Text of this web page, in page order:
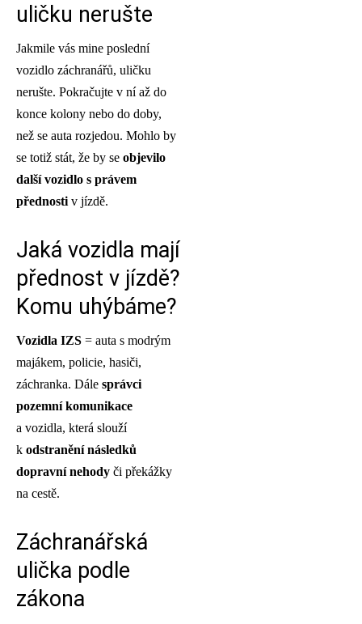
uličku nerušte
Jakmile vás mine poslední
vozidlo záchranářů, uličku
nerušte. Pokračujte v ní až do
konce kolony nebo do doby,
než se auta rozjedou. Mohlo by
se totiž stát, že by se objevilo
další vozidlo s právem
přednosti v jízdě.
Jaká vozidla mají
přednost v jízdě?
Komu uhýbáme?
Vozidla IZS = auta s modrým
majákem, policie, hasiči,
záchranka. Dále správci
pozemní komunikace
a vozidla, která slouží
k odstranění následků
dopravní nehody či překážky
na cestě.
Záchranářská
ulička podle
zákona